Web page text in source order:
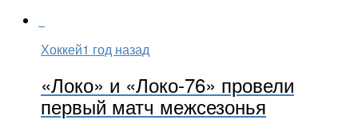
Хоккей1 год назад
«Локо» и «Локо-76» провели
первый матч межсезонья